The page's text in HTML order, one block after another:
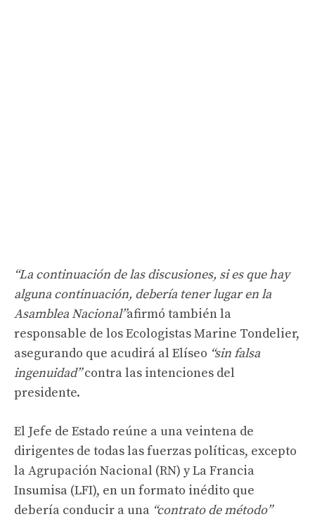
“La continuación de las discusiones, si es que hay
alguna continuación, debería tener lugar en la
Asamblea Nacional”afirmó también la
responsable de los Ecologistas Marine Tondelier,
asegurando que acudirá al Elíseo “sin falsa
ingenuidad”contra las intenciones del
presidente.
El Jefe de Estado reúne a una veintena de
dirigentes de todas las fuerzas políticas, excepto
la Agrupación Nacional (RN) y La Francia
Insumisa (LFI), en un formato inédito que
debería conducir a una “contrato de método”